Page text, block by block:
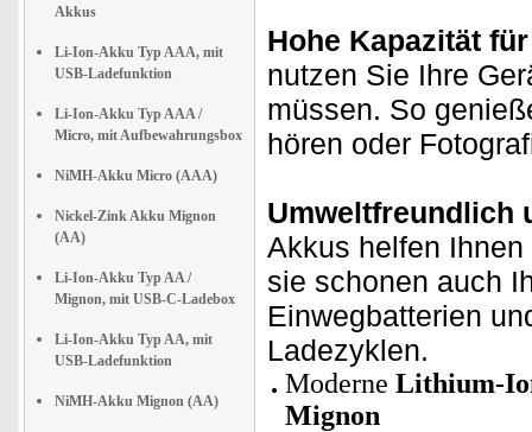
Akkus
Li-Ion-Akku Typ AAA, mit
USB-Ladefunktion
Li-Ion-Akku Typ AAA /
Micro, mit Aufbewahrungsbox
NiMH-Akku Micro (AAA)
Nickel-Zink Akku Mignon
(AA)
Li-Ion-Akku Typ AA /
Mignon, mit USB-C-Ladebox
Li-Ion-Akku Typ AA, mit
USB-Ladefunktion
NiMH-Akku Mignon (AA)
Hohe Kapazität
nutzen Sie Ihre
müssen. So
hören oder
Umweltfreundlich
Akkus helfen
sie schonen auch
Einwegbatterien
Ladezyklen.
Moderne Lithium-
Mignon